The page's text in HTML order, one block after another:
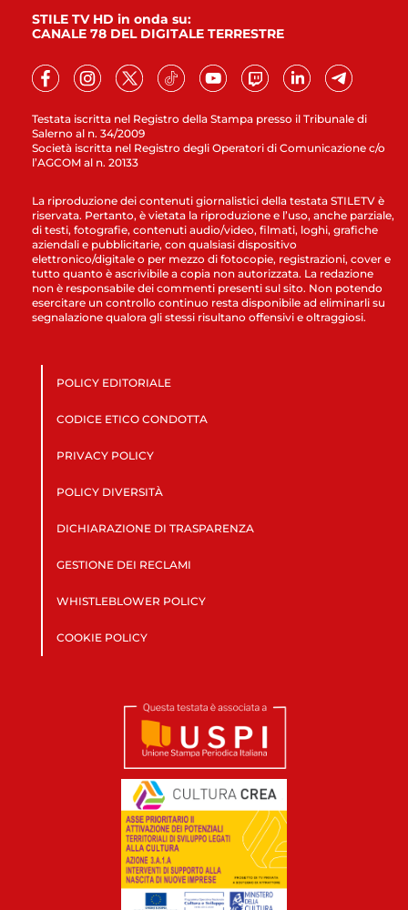
Testata iscritta nel Registro della Stampa presso il Tribunale di
Salerno al n. 34/2009
Società iscritta nel Registro degli Operatori di Comunicazione c/o
l’AGCOM al n. 20133
STILE TV HD in onda su:
CANALE 78 DEL DIGITALE TERRESTRE
La riproduzione dei contenuti giornalistici della testata STILETV è
riservata. Pertanto, è vietata la riproduzione e l’uso, anche parziale,
di testi, fotografie, contenuti audio/video, filmati, loghi, grafiche
aziendali e pubblicitarie, con qualsiasi dispositivo
elettronico/digitale o per mezzo di fotocopie, registrazioni, cover e
tutto quanto è ascrivibile a copia non autorizzata. La redazione
non è responsabile dei commenti presenti sul sito. Non potendo
esercitare un controllo continuo resta disponibile ad eliminarli su
segnalazione qualora gli stessi risultano offensivi e oltraggiosi.
POLICY EDITORIALE
CODICE ETICO CONDOTTA
PRIVACY POLICY
POLICY DIVERSITÀ
DICHIARAZIONE DI TRASPARENZA
GESTIONE DEI RECLAMI
WHISTLEBLOWER POLICY
COOKIE POLICY